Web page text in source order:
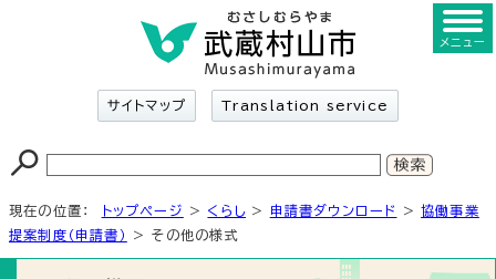
サイトマップ Translation service
メニュー
現在の位置： トップページ > くらし > 申請書ダウンロード >協働事業
提案制度（申請書）
> その他の様式